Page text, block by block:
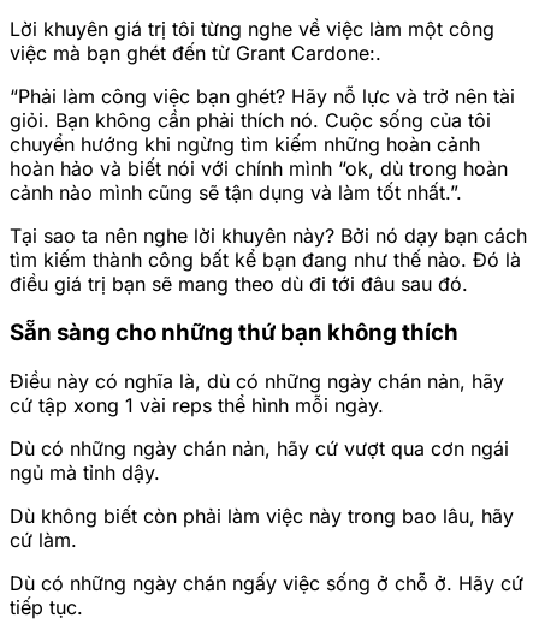
Lời khuyên giá trị tôi từng nghe về việc làm một công
việc mà bạn ghét đến từ Grant Cardone:.
“Phải làm công việc bạn ghét? Hãy nỗ lực và trở nên tài
giỏi. Bạn không cần phải thích nó. Cuộc sống của tôi
chuyển hướng khi ngừng tìm kiếm những hoàn cảnh
hoàn hảo và biết nói với chính mình “ok, dù trong hoàn
cảnh nào mình cũng sẽ tận dụng và làm tốt nhất.”.
Tại sao ta nên nghe lời khuyên này? Bởi nó dạy bạn cách
tìm kiếm thành công bất kể bạn đang như thế nào. Đó là
điều giá trị bạn sẽ mang theo dù đi tới đâu sau đó.
Sẵn sàng cho những thứ bạn không thích
Điều này có nghĩa là, dù có những ngày chán nản, hãy
cứ tập xong 1 vài reps thể hình mỗi ngày.
Dù có những ngày chán nản, hãy cứ vượt qua cơn ngái
ngủ mà tỉnh dậy.
Dù không biết còn phải làm việc này trong bao lâu, hãy
cứ làm.
Dù có những ngày chán ngấy việc sống ở chỗ ở. Hãy cứ
tiếp tục.